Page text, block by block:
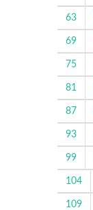
63
69
75
81
87
93
99
104
109